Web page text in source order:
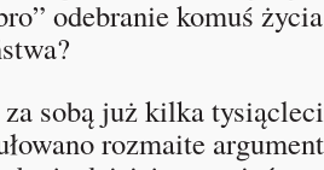
odebranie komuś
sobą już kilka
rozmaite